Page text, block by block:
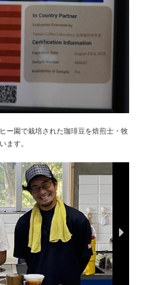
ー園で栽培された珈琲豆を焙煎士・牧
ます。